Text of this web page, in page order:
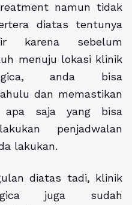
namun tidak
diatas tentunya
karena sebelum
menuju lokasi klinik
anda bisa
dan memastikan
apa saja yang bisa
penjadwalan
lakukan.
diatas tadi, klinik
juga sudah